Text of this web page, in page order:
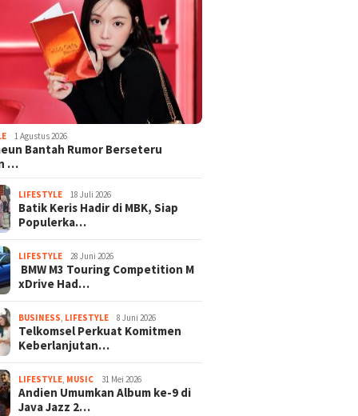
1 Agustus 2026
Bantah Rumor Berseteru
…
LIFESTYLE 18 Juli 2026
Batik Keris Hadir di MBK, Siap
Populerka…
LIFESTYLE 28 Juni 2026
BMW M3 Touring Competition M
xDrive Had…
BUSINESS, LIFESTYLE 8 Juni 2026
Telkomsel Perkuat Komitmen
Keberlanjutan…
LIFESTYLE, MUSIC 31 Mei 2026
Andien Umumkan Album ke-9 di
Java Jazz 2…